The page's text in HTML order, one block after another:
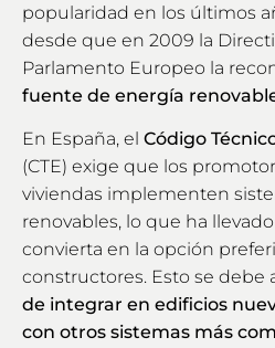
popularidad en los últimos
desde que en 2009 la
Parlamento Europeo la
fuente de energía
En España, el Código
(CTE) exige que los
viviendas implementen
renovables, lo que ha
convierta en la opción
constructores. Esto se debe
de integrar en edificios
con otros sistemas más